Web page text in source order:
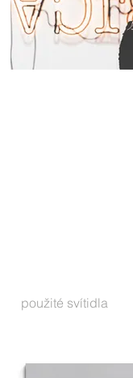
použité svítidla